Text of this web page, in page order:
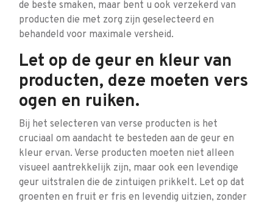
de beste smaken, maar bent u ook verzekerd van
producten die met zorg zijn geselecteerd en
behandeld voor maximale versheid.
Let op de geur en kleur van
producten, deze moeten vers
ogen en ruiken.
Bij het selecteren van verse producten is het
cruciaal om aandacht te besteden aan de geur en
kleur ervan. Verse producten moeten niet alleen
visueel aantrekkelijk zijn, maar ook een levendige
geur uitstralen die de zintuigen prikkelt. Let op dat
groenten en fruit er fris en levendig uitzien, zonder